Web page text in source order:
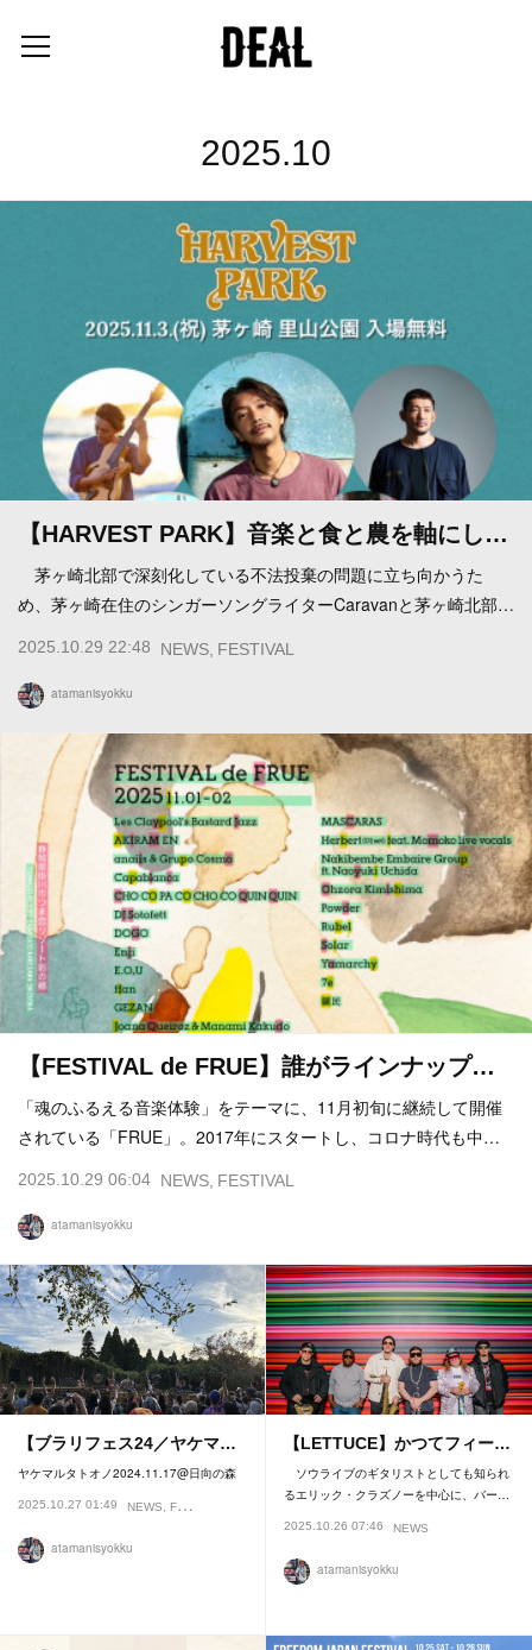
2025.10
【HARVEST PARK】音楽と食と農を軸にし…
茅ヶ崎北部で深刻化している不法投棄の問題に立ち向かうた
め、茅ヶ崎在住のシンガーソングライターCaravanと茅ヶ崎北部…
2025.10.29 22:48 NEWS FESTIVAL
atamanisyokku
【FESTIVAL de FRUE】誰がラインナップ…
「魂のふるえる音楽体験」をテーマに、11月初旬に継続して開催
されている「FRUE」。2017年にスタートし、コロナ時代も中…
2025.10.29 06:04 NEWS FESTIVAL
atamanisyokku
【ブラリフェス24／ヤケマ…
ヤケマルタトオノ2024.11.17@日向の森
2025.10.27 01:49 NEWS FESTIVAL
atamanisyokku
【LETTUCE】かつてフィー…
ソウライブのギタリストとしても知られ
るエリック・クラズノーを中心に、バー…
2025.10.26 07:46 NEWS
atamanisyokku